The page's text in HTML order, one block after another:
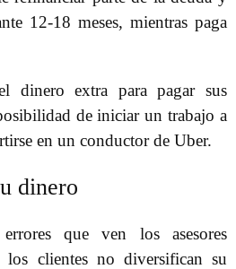
12-18 meses, mientras paga
dinero extra para pagar sus
de iniciar un trabajo a
en un conductor de Uber.
dinero
que ven los asesores
los clientes no diversifican su